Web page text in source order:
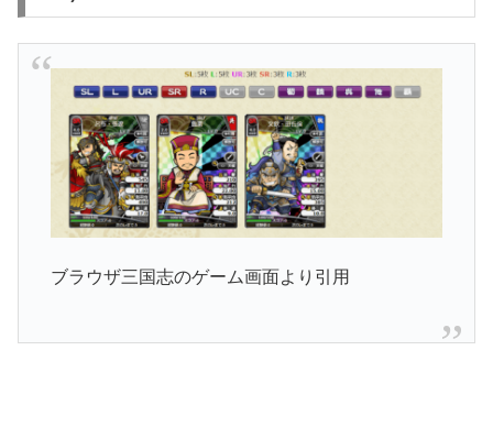
ブラウザ三国志のゲーム画面より引用